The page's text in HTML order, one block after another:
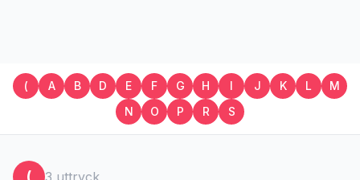
( A B D E F G H I J K L
M
N
O P R S
( 3 uttryck